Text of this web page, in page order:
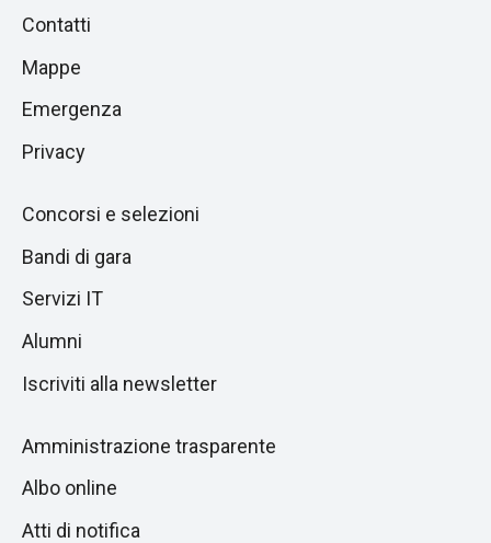
Salta
sezione
Piè
di
pagina
Contatti
Mappe
Emergenza
Privacy
Concorsi e selezioni
Bandi di gara
Servizi IT
Alumni
Iscriviti alla newsletter
Amministrazione trasparente
Albo online
Atti di notifica